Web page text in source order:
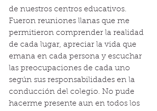
de nuestros centros educativos.
Fueron reuniones llanas que me
permitieron comprender la realidad
de cada lugar, apreciar la vida que
emana en cada persona y escuchar
las preocupaciones de cada uno
según sus responsabilidades en la
conducción del colegio. No pude
hacerme presente aun en todos los